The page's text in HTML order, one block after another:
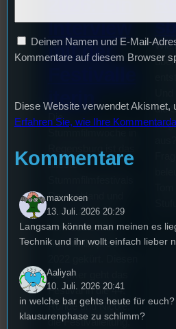
Interview
mit der
iterin
Die
älteste
Deutschland und
wurde auch mit
dem deutschen
Stummfilmpreis
Sommer geht das
Festival in die 44.
Runde und Nicole,
die Festivalleitung,
Wie
die
Deinen Namen und E-Mail-
Kommentare auf diesem Browser
Diese Website verwendet Akismet,
Erfahren Sie, wie Ihre
Kommentare
maxnkoen
13. Juli. 2026 20:29
Langsam könnte man meinen es
Technik und ihr wollt einfach lieber
Aaliyah
10. Juli. 2026 20:41
in welche bar gehts heute für
klausurenphase zu schlimm?